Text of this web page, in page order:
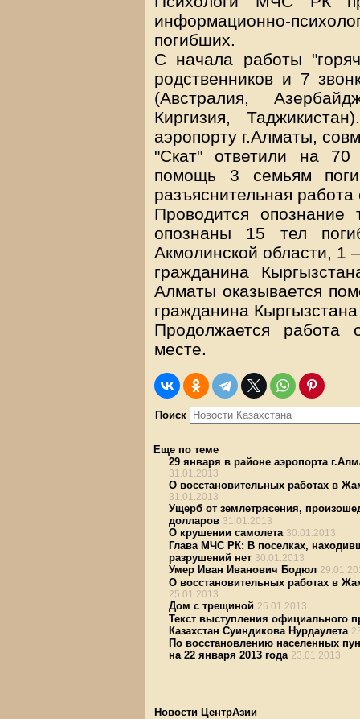
информационно-
погибших.
С начала работы
родственников и 7
(Австралия,
Киргизия,
аэропорту г.Алматы,
"Скат" ответили на 70
помощь 3 семьям
разъяснительная
Проводится
опознаны 15 тел
Акмолинской области, 1
гражданина
Алматы оказывается
гражданина
Продолжается работа
месте.
Поиск
Еще по теме
29 января в районе аэропорта
31.01.2013
О восстановительных работах в
31.01.2013
Ущерб от землетрясения,
долларов 31.01.2013
О крушении самолета 30.01.2013
Глава МЧС РК: В поселках,
разрушений нет 30.01.2013
Умер Иван Иванович Бодюл
О восстановительных работах в
25.01.2013
Дом с трещиной 25.01.2013
Текст выступления официального
Казахстан Суиндикова Нурдаулета
По восстановлению населенных
на 22 января 2013 года 23.01.2013
Новости ЦентрАзии